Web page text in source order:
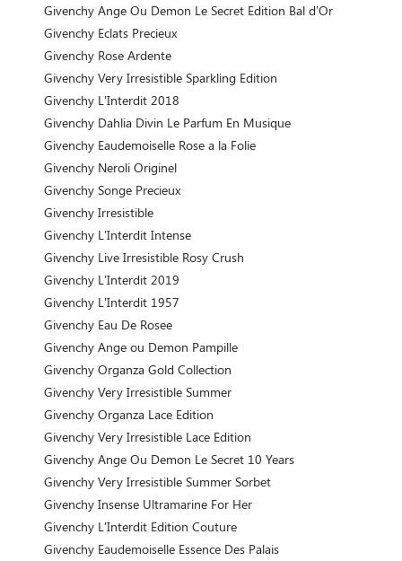
Givenchy Ange Ou Demon Le Secret Edition Bal d'Or
Givenchy Eclats Precieux
Givenchy Rose Ardente
Givenchy Very Irresistible Sparkling Edition
Givenchy L'Interdit 2018
Givenchy Dahlia Divin Le Parfum En Musique
Givenchy Eaudemoiselle Rose a la Folie
Givenchy Neroli Originel
Givenchy Songe Precieux
Givenchy Irresistible
Givenchy L'Interdit Intense
Givenchy Live Irresistible Rosy Crush
Givenchy L'Interdit 2019
Givenchy L'Interdit 1957
Givenchy Eau De Rosee
Givenchy Ange ou Demon Pampille
Givenchy Organza Gold Collection
Givenchy Very Irresistible Summer
Givenchy Organza Lace Edition
Givenchy Very Irresistible Lace Edition
Givenchy Ange Ou Demon Le Secret 10 Years
Givenchy Very Irresistible Summer Sorbet
Givenchy Insense Ultramarine For Her
Givenchy L'Interdit Edition Couture
Givenchy Eaudemoiselle Essence Des Palais